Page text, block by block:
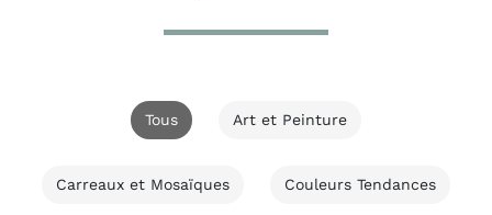
Tous Art et Peinture
Carreaux et Mosaïques Couleurs Tendances